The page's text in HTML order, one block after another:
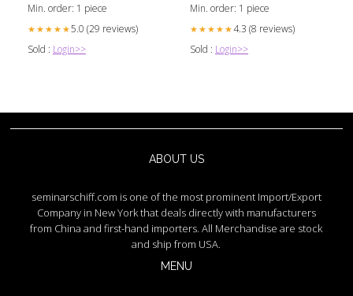
Min. order: 1 piece
★★★★★5.0 (29 reviews)
Sold : Login>>
Min. order: 1 piece
★★★★★4.3 (8 reviews)
Sold : Login>>
ABOUT US
seminarschiff.com is one of the most prominent Import/Export
Company in New York that deals directly with manufacturers
from China and first-hand importers. All Merchandise are stock
and ship from USA.
MENU